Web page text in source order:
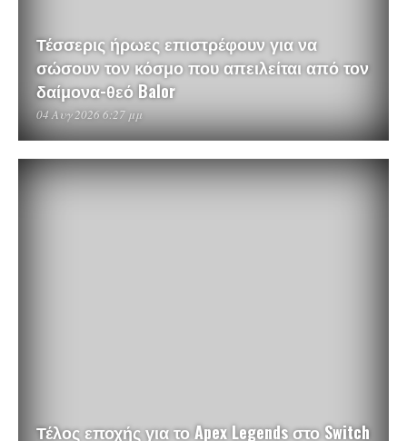
Τέσσερις ήρωες επιστρέφουν για να
σώσουν τον κόσμο που απειλείται από τον
δαίμονα-θεό Balor
04 Αυγ 2026 6:27 μμ
Τέλος εποχής για το Apex Legends στο Switch